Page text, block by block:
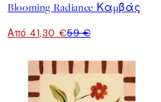
Blooming Radiance Καμβάς
Από 41,30 €59 €